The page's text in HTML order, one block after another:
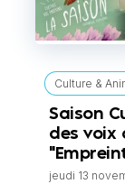
Culture &
Saison
des voix
jeudi 13